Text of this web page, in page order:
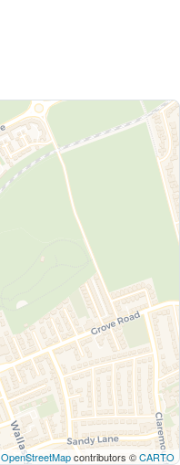
OpenStreetMapcontributors ©CARTO